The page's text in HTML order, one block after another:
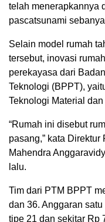
telah menerapkannya
pascatsunami
Selain model rumah
tersebut, inovasi
perekayasa dari
Teknologi (BPPT),
Teknologi Material
“Rumah ini disebut
pasang,” kata
Mahendra
lalu.
Tim dari PTM BPPT
dan 36. Anggaran
tipe 21 dan sekitar Rp